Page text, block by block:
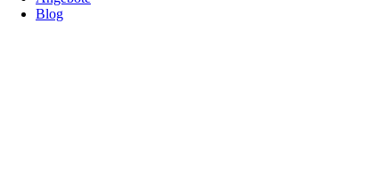
Blog